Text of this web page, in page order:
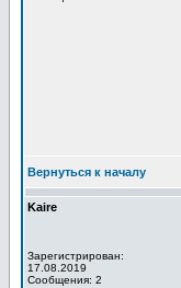
Вернуться к началу
Kaire
Зарегистрирован:
17.08.2019
Сообщения: 2